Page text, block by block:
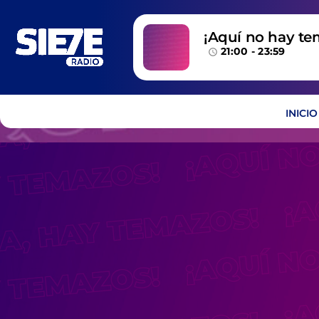
¡Aquí no hay
temazos!
access_time 21:00 - 23:59
INICIO